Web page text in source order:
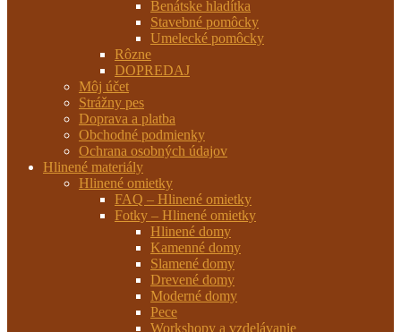
Benátske hladítka
Stavebné pomôcky
Umelecké pomôcky
Rôzne
DOPREDAJ
Môj účet
Strážny pes
Doprava a platba
Obchodné podmienky
Ochrana osobných údajov
Hlinené materiály
Hlinené omietky
FAQ – Hlinené omietky
Fotky – Hlinené omietky
Hlinené domy
Kamenné domy
Slamené domy
Drevené domy
Moderné domy
Pece
Workshopy a vzdelávanie